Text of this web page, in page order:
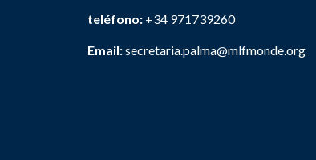
teléfono: +34 971739260
Email:secretaria.palma@mlfmonde.org